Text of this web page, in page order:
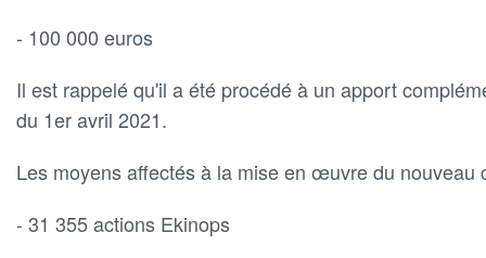
- 100 000 euros
Il est rappelé qu'il a été procédé à un apport
du 1er avril 2021.
Les moyens affectés à la mise en œuvre du nouveau
- 31 355 actions Ekinops